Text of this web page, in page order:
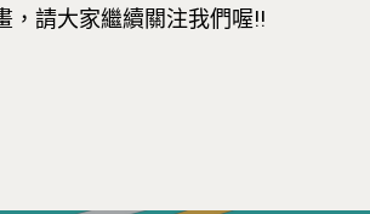
，請大家繼續關注我們喔!!